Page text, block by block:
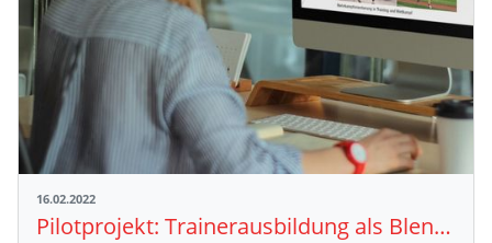
16.02.2022
Pilotprojekt: Trainerausbildung als Blended-Learning-Ausbildung